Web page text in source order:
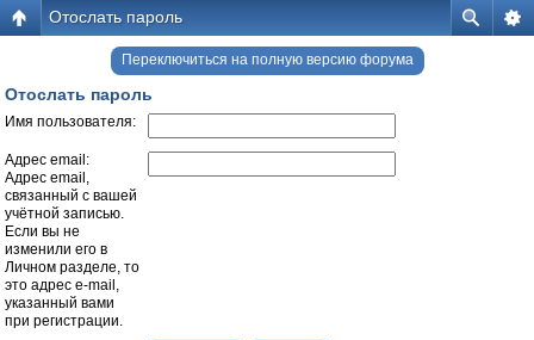
Отослать пароль
Переключиться на полную версию форума
Отослать пароль
Имя пользователя:
Адрес email:
Адрес email,
связанный с вашей
учётной записью.
Если вы не
изменили его в
Личном разделе, то
это адрес e-mail,
указанный вами
при регистрации.